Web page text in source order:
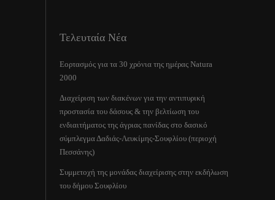
Τελευταία Νέα
Εορτασμός για τα 30 χρόνια της ημέρας Natura
2000
Διαχείριση των διακένων για την αντιπυρική
προστασία του δάσους & την βελτίωση του
ενδιαιτήματος της άγριας πανίδας στο δασικό
σύμπλεγμα Δαδιάς-Λευκίμης-Σουφλίου (περιοχή
Πεσσάνης)
Συμμετοχή της μονάδας διαχείρισης στην εκδήλωση
του δήμου Σουφλίου